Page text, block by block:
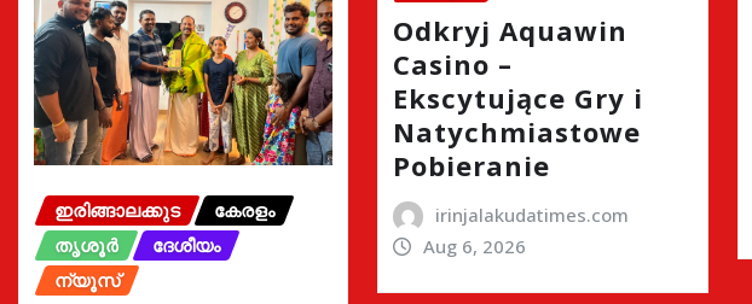
ഇരിങ്ങാലക്കുട
കേരളം
തൃശൂർ
ദേശീയം
ന്യൂസ്
Odkryj Aquawin
Casino –
Ekscytujące Gry i
Natychmiastowe
Pobieranie
irinjalakudatimes.com
Aug 6, 2026